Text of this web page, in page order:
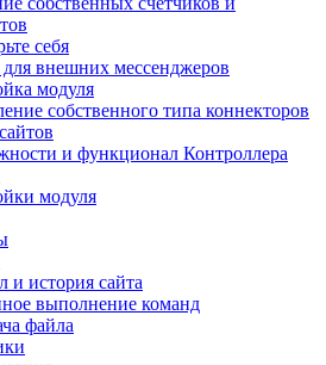
себя
внешних мессенджеров
модуля
собственного типа коннекторов
и функционал Контроллера
модуля
и история сайта
выполнение команд
файла